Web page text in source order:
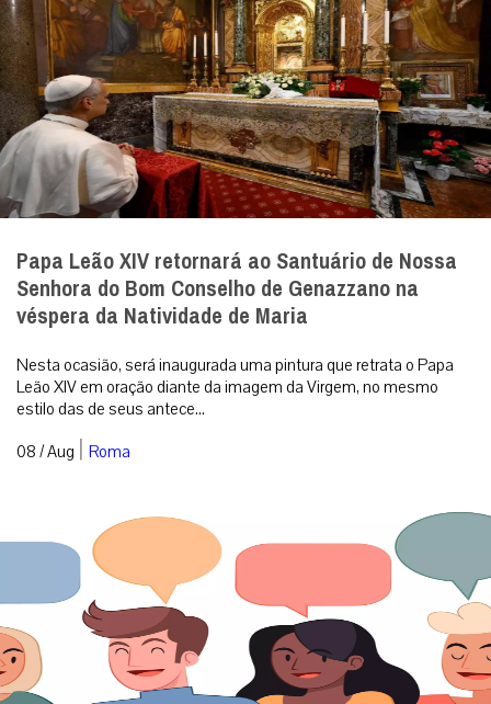
Papa Leão XIV retornará ao Santuário de Nossa
Senhora do Bom Conselho de Genazzano na
véspera da Natividade de Maria
Nesta ocasião, será inaugurada uma pintura que retrata o Papa
Leão XIV em oração diante da imagem da Virgem, no mesmo
estilo das de seus antece...
08 / Aug | Roma